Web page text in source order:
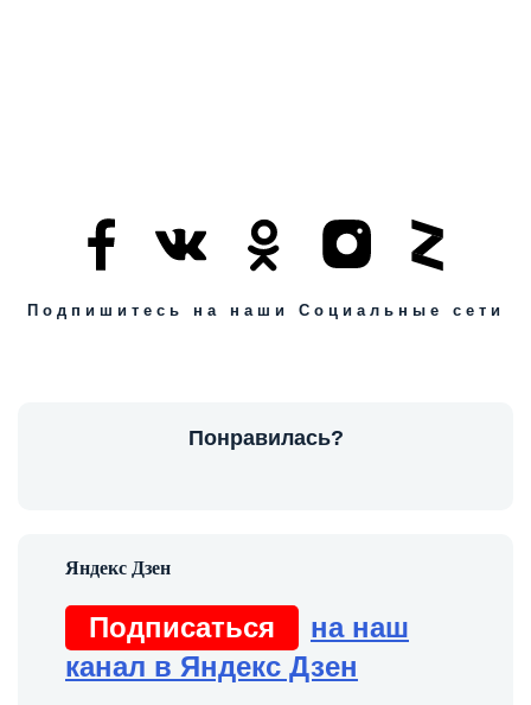
Подпишитесь на наши Социальные сети
Понравилась?
Подписаться
на наш
канал в Яндекс Дзен